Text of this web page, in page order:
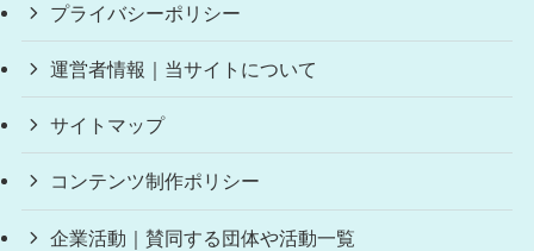
プライバシーポリシー
運営者情報｜当サイトについて
サイトマップ
コンテンツ制作ポリシー
企業活動｜賛同する団体や活動一覧